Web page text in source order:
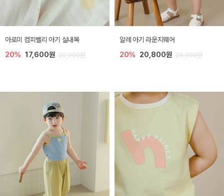
아로미 컴피벨리 아기 실내복
20% 17,600원 22,000원
알레 아기 라운지웨어
20% 20,800원 26,000원